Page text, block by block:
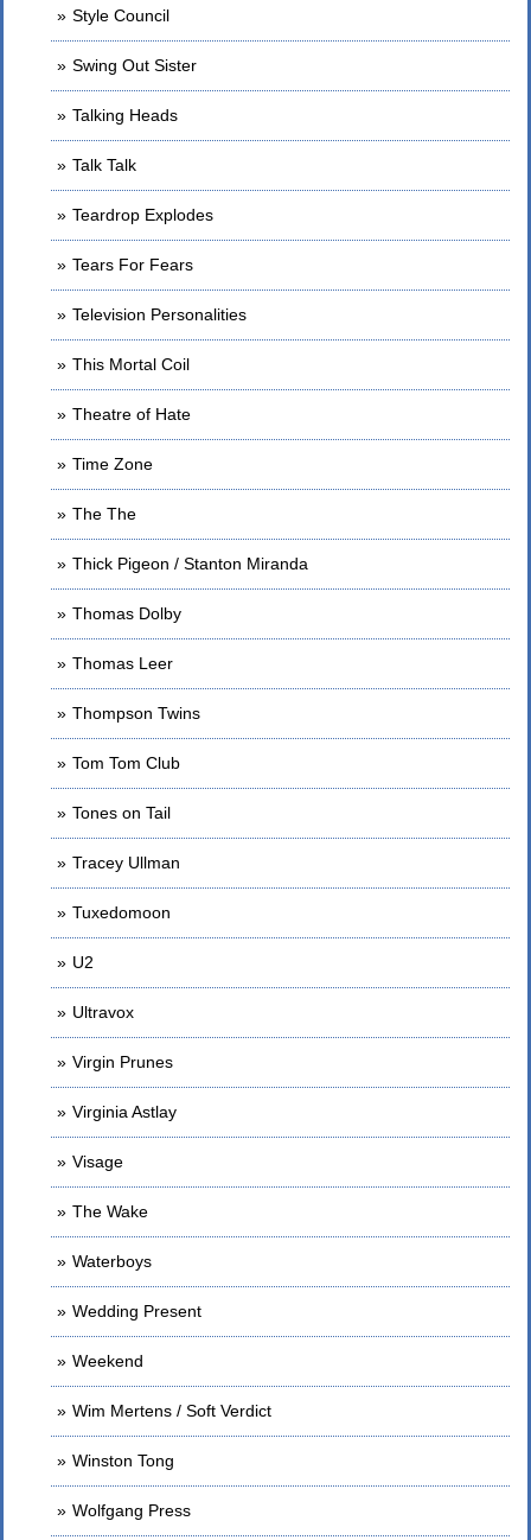
Style Council
Swing Out Sister
Talking Heads
Talk Talk
Teardrop Explodes
Tears For Fears
Television Personalities
This Mortal Coil
Theatre of Hate
Time Zone
The The
Thick Pigeon / Stanton Miranda
Thomas Dolby
Thomas Leer
Thompson Twins
Tom Tom Club
Tones on Tail
Tracey Ullman
Tuxedomoon
U2
Ultravox
Virgin Prunes
Virginia Astlay
Visage
The Wake
Waterboys
Wedding Present
Weekend
Wim Mertens / Soft Verdict
Winston Tong
Wolfgang Press